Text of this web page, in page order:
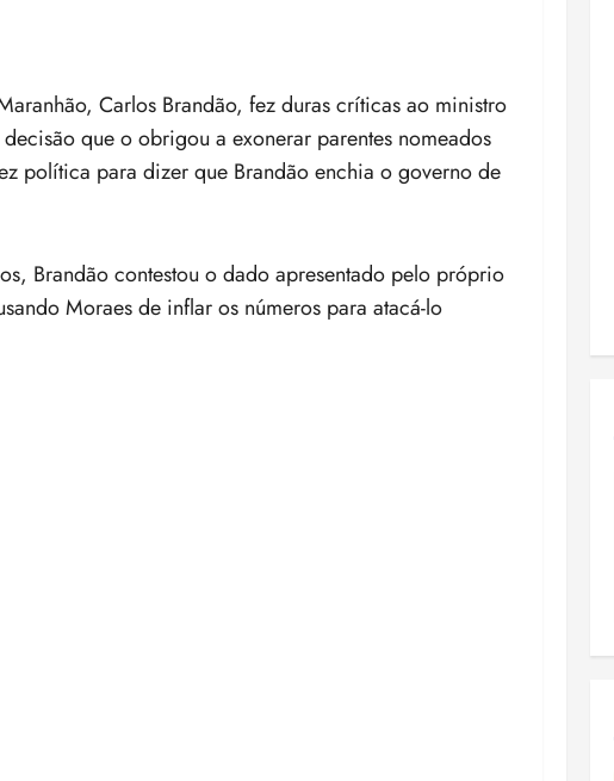
Carlos Brandão, fez duras críticas ao ministro
que o obrigou a exonerar parentes nomeados
política para dizer que Brandão enchia o governo de
Brandão contestou o dado apresentado pelo próprio
Moraes de inflar os números para atacá-lo